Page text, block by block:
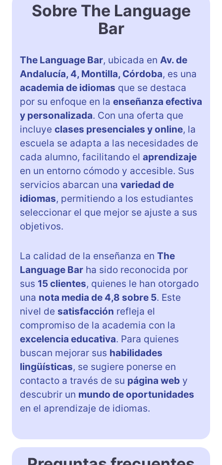
Sobre The Language
Bar
The Language Bar, ubicada en Av. de
Andalucía, 4, Montilla, Córdoba, es una
academia de idiomas que se destaca
por su enfoque en la enseñanza efectiva
y personalizada. Con una oferta que
incluye clases presenciales y online, la
escuela se adapta a las necesidades de
cada alumno, facilitando el aprendizaje
en un entorno cómodo y accesible. Sus
servicios abarcan una variedad de
idiomas, permitiendo a los estudiantes
seleccionar el que mejor se ajuste a sus
objetivos.
La calidad de la enseñanza en The
Language Bar ha sido reconocida por
sus 15 clientes, quienes le han otorgado
una nota media de 4,8 sobre 5. Este
nivel de satisfacción refleja el
compromiso de la academia con la
excelencia educativa. Para quienes
buscan mejorar sus habilidades
lingüísticas, se sugiere ponerse en
contacto a través de su página web y
descubrir un mundo de oportunidades
en el aprendizaje de idiomas.